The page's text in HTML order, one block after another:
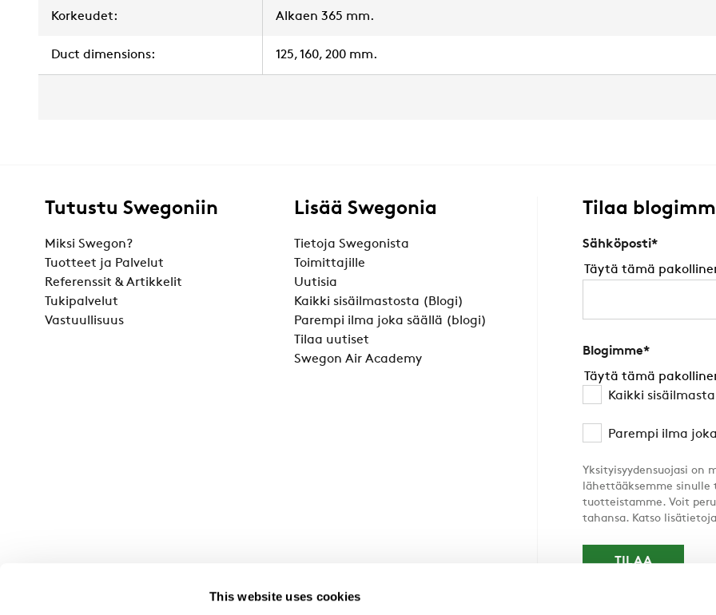
This website uses cookies
Korkeudet: Alkaen 365 mm.
Duct dimensions: 125, 160, 200 mm.
Tutustu Swegoniin
Miksi Swegon?
Tuotteet ja Palvelut
Referenssit & Artikkelit
Tukipalvelut
Vastuullisuus
Lisää Swegonia
Tietoja Swegonista
Toimittajille
Uutisia
Kaikki sisäilmastosta (Blogi)
Parempi ilma joka säällä (blogi)
Tilaa uutiset
Swegon Air Academy
Tilaa
Sähköposti*
Täytä tämä
Blogimme*
Täytä tämä
Kaikki
Parempi ilma
Yksityisyydensuojasi on
lähettääksemme
tuotteistamme. Voit
tahansa. Katso